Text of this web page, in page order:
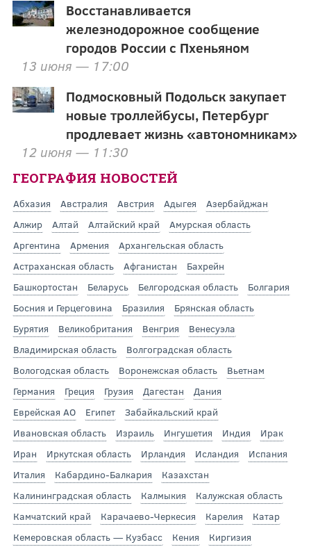
Восстанавливается
железнодорожное сообщение
городов России с Пхеньяном
13 июня — 17:00
Подмосковный Подольск закупает
новые троллейбусы, Петербург
продлевает жизнь «автономникам»
12 июня — 11:30
ГЕОГРАФИЯ НОВОСТЕЙ
Абхазия Австралия Австрия Адыгея
Азербайджан
Алжир
Алтай Алтайский край
Амурская область
Аргентина
Армения
Архангельская область
Астраханская область
Афганистан
Бахрейн
Башкортостан
Беларусь Белгородская область
Болгария
Босния и Герцеговина
Бразилия
Брянская область
Бурятия
Великобритания Венгрия
Венесуэла
Владимирская область
Волгоградская область
Вологодская область
Воронежская область
Вьетнам
Германия
Греция Грузия Дагестан
Дания
Еврейская АО
Египет
Забайкальский край
Ивановская область
Израиль Ингушетия Индия
Ирак
Иран
Иркутская область Ирландия Исландия
Испания
Италия
Кабардино-Балкария
Казахстан
Калининградская область
Калмыкия
Калужская область
Камчатский край
Карачаево-Черкесия Карелия
Катар
Кемеровская область — Кузбасс
Кения
Киргизия